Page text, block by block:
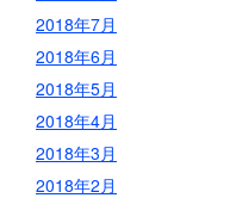
2018年7月
2018年6月
2018年5月
2018年4月
2018年3月
2018年2月